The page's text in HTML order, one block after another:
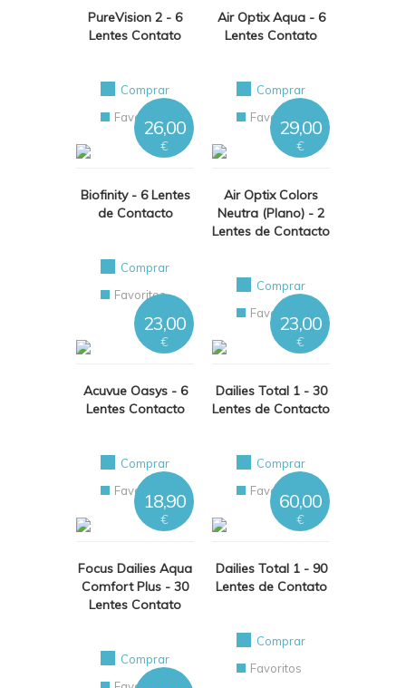
PureVision 2 - 6
Lentes Contato
Comprar
Favoritos
Air Optix Aqua - 6
Lentes Contato
Comprar
Favoritos
Biofinity - 6 Lentes
de Contacto
26,00
€
Comprar
Favoritos
Air Optix Colors
Neutra (Plano) - 2
Lentes de Contacto
29,00
€
Comprar
Favoritos
Acuvue Oasys - 6
Lentes Contacto
23,00
€
Comprar
Favoritos
Dailies Total 1 - 30
Lentes de Contacto
23,00
€
Comprar
Favoritos
Focus Dailies Aqua
Comfort Plus - 30
Lentes Contato
18,90
€
Comprar
Dailies Total 1 - 90
Lentes de Contato
60,00
€
Comprar
Favoritos